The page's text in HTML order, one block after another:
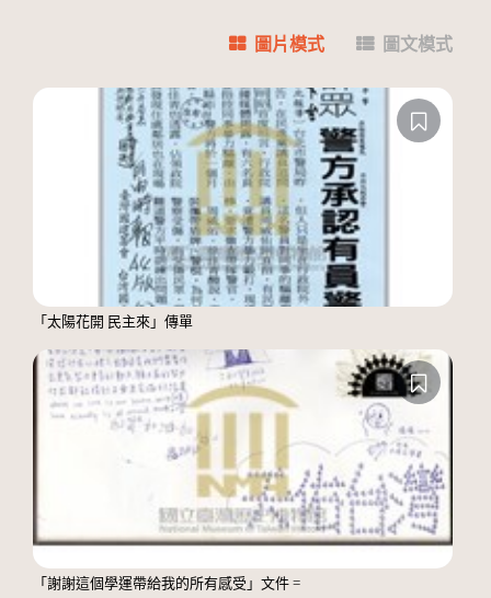
圖片模式 圖文模式
「太陽花開 民主來」傳單
「謝謝這個學運帶給我的所有感受」文件 =